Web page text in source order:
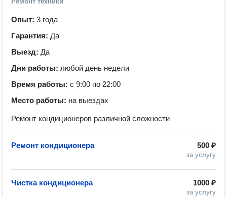
Опыт: 3 года
Гарантия: Да
Выезд: Да
Дни работы: любой день недели
Время работы: с 9:00 по 22:00
Место работы: на выездах
Ремонт кондиционеров различной сложности
500 ₽
за услугу
Ремонт кондиционера
1000 ₽
за услугу
Чистка кондиционера